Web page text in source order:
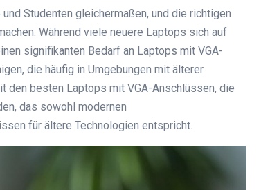
Studenten gleichermaßen, und die richtigen
Während viele neuere Laptops sich auf
signifikanten Bedarf an Laptops mit VGA-
die häufig in Umgebungen mit älterer
besten Laptops mit VGA-Anschlüssen, die
das sowohl modernen
für ältere Technologien entspricht.